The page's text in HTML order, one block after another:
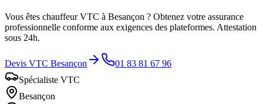
Vous êtes chauffeur VTC à Besançon ? Obtenez votre assurance
professionnelle conforme aux exigences des plateformes. Attestation
sous 24h.
Devis VTC Besançon
01 83 81 67 96
Spécialiste VTC
Besançon